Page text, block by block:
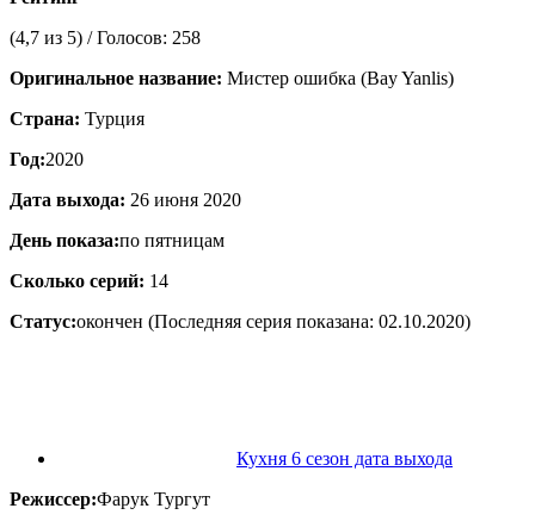
(4,7 из 5) / Голосов: 258
Оригинальное название: Мистер ошибка (Bay Yanlis)
Страна: Турция
Год:2020
Дата выхода: 26 июня 2020
День показа:по пятницам
Сколько серий: 14
Статус:окончен (Последняя серия показана: 02.10.2020)
Кухня 6 сезон дата выхода
Режиссер:Фарук Тургут